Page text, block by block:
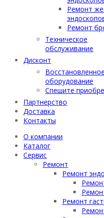
Ремонт
Ремонт
Техническое
обслуживание
Дисконт
Восстановленное
оборудование
Спешите
Партнерство
Доставка
Контакты
О компании
Каталог
Сервис
Ремонт
Ремонт
Ремонт